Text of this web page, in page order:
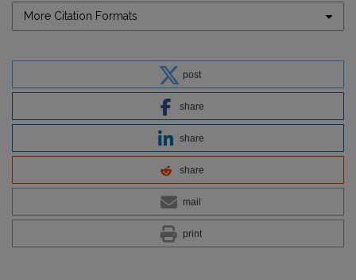
More Citation Formats
post
share
share
share
mail
print